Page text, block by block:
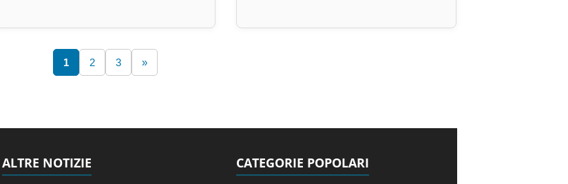
1 2 3 »
ALTRE NOTIZIE CATEGORIE POPOLARI